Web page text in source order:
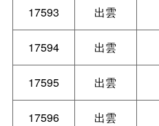
17593 出雲
17594 出雲
17595 出雲
17596 出雲